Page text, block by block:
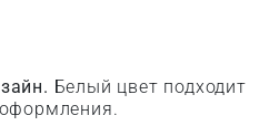
Белый цвет подходит